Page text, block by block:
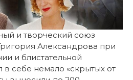
и творческий союз
Александрова при
и блистательной
в себе немало «скрытых от